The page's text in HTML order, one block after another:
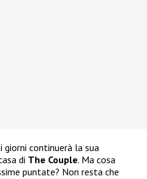
giorni continuerà la sua
di The Couple. Ma cosa
puntate? Non resta che